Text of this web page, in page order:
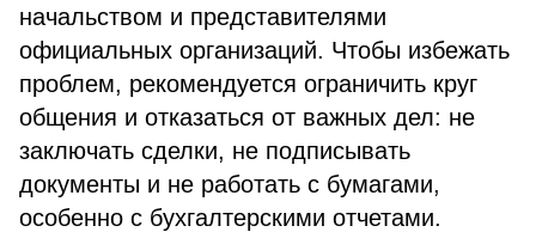
начальством и представителями
официальных организаций. Чтобы избежать
проблем, рекомендуется ограничить круг
общения и отказаться от важных дел: не
заключать сделки, не подписывать
документы и не работать с бумагами,
особенно с бухгалтерскими отчетами.